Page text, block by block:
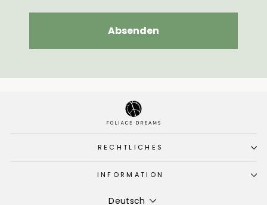
Absenden
RECHTLICHES
INFORMATION
Sprache
Deutsch